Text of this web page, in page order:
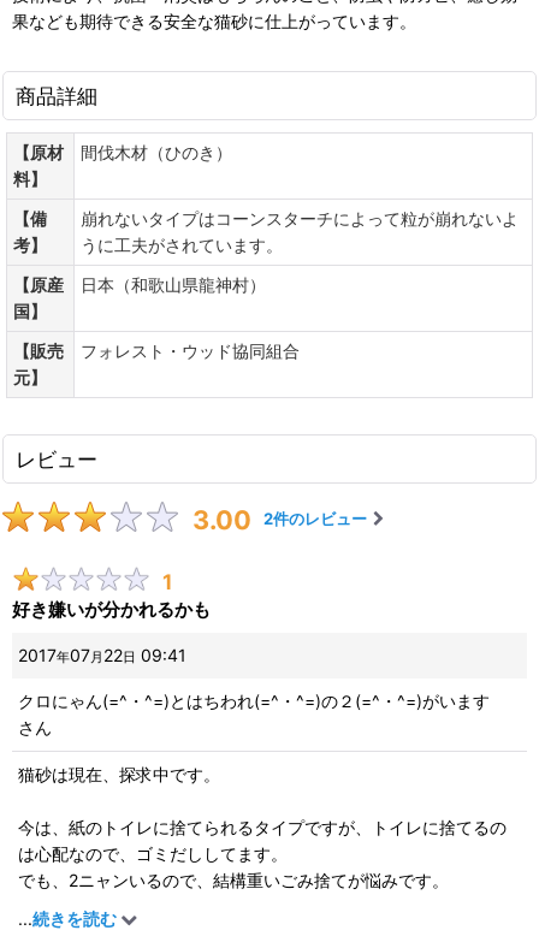
果なども期待できる安全な猫砂に仕上がっています。
商品詳細
【原材
料】
間伐木材（ひのき）
【備
考】
崩れないタイプはコーンスターチによって粒が崩れないよ
うに工夫がされています。
【原産
国】
日本（和歌山県龍神村）
【販売
元】
フォレスト・ウッド協同組合
レビュー
3.00 2件のレビュー
1
好き嫌いが分かれるかも
2017年07月 22日 09:41
クロにゃん(=^・^=)とはちわれ(=^・^=)の２(=^・^=)がいます
さん
猫砂は現在、探求中です。
今は、紙のトイレに捨てられるタイプですが、トイレに捨てるの
は心配なので、ゴミだししてます。
でも、2ニャンいるので、結構重いごみ捨てが悩みです。
そこで、以前から気になっていた、ペレットタイプを購入してみ
...続きを読む